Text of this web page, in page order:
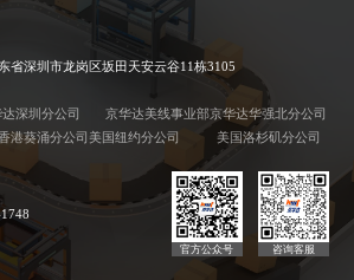
省深圳市龙岗区坂田天安云谷11栋3105
深圳分公司 京华达美线事业部京华达华强北分公司
港葵涌分公司美国纽约分公司 美国洛杉矶分公司
官方公众号 咨询客服